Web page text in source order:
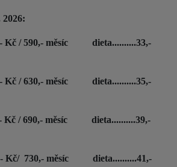
2026:
Kč / 590,- měsíc dieta..........33,-
Kč / 630,- měsíc dieta..........35,-
Kč / 690,- měsíc dieta..........39,-
Kč/ 730,- měsíc dieta..........41,-